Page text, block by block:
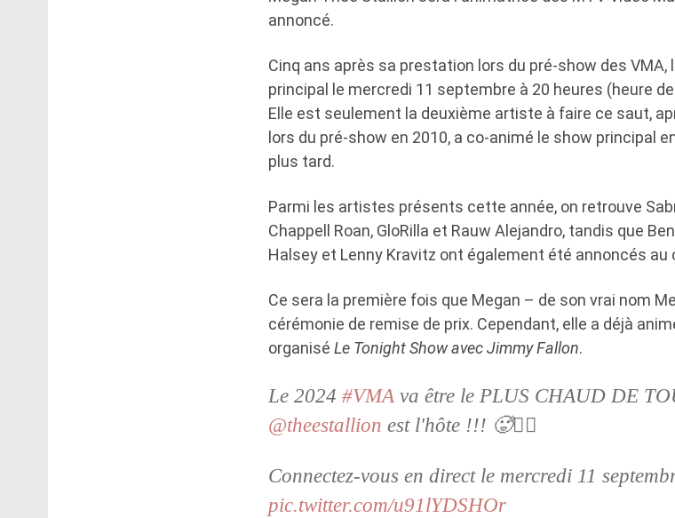
annoncé.
Cinq ans après sa prestation lors du pré-show des VMA,
principal le mercredi 11 septembre à 20 heures (heure
Elle est seulement la deuxième artiste à faire ce saut,
lors du pré-show en 2010, a co-animé le show principal
plus tard.
Parmi les artistes présents cette année, on retrouve
Chappell Roan, GloRilla et Rauw Alejandro, tandis que
Halsey et Lenny Kravitz ont également été annoncés au
Ce sera la première fois que Megan – de son vrai nom
cérémonie de remise de prix. Cependant, elle a déjà
organisé Le Tonight Show avec Jimmy Fallon.
Le 2024 #VMA va être le PLUS CHAUD DE
@theestallion est l'hôte !!! 🥵❤️‍🔥
Connectez-vous en direct le mercredi 11
pic.twitter.com/u91lYDSHOr